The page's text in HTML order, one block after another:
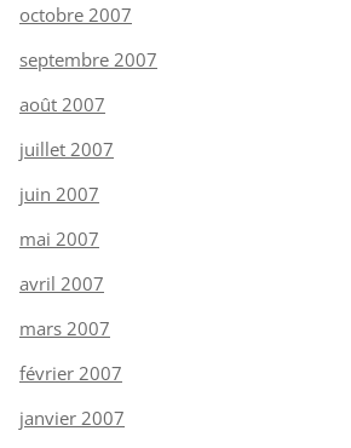
octobre 2007
septembre 2007
août 2007
juillet 2007
juin 2007
mai 2007
avril 2007
mars 2007
février 2007
janvier 2007